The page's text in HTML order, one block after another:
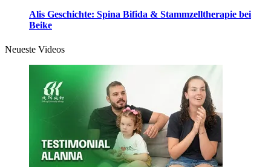
Alis Geschichte: Spina Bifida & Stammzelltherapie bei
Beike
Neueste Videos